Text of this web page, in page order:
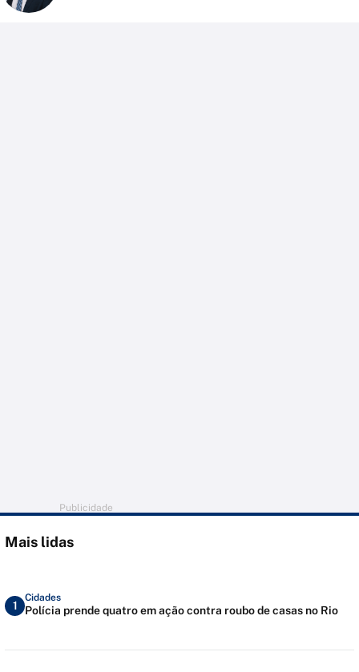
Publicidade
Mais lidas
1
Cidades
Polícia prende quatro em ação contra roubo de casas no Rio